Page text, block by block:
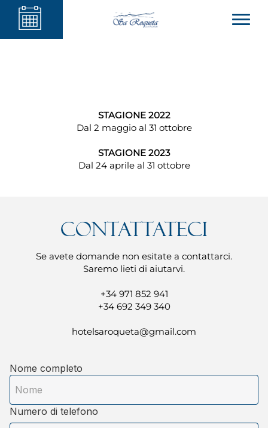
STAGIONE 2022
Dal 2 maggio al 31 ottobre
STAGIONE 2023
Dal 24 aprile al 31 ottobre
Contattateci
Se avete domande non esitate a contattarci.
Saremo lieti di aiutarvi.
+34 971 852 941
+34 692 349 340
hotelsaroqueta@gmail.com
Nome completo
Numero di telefono